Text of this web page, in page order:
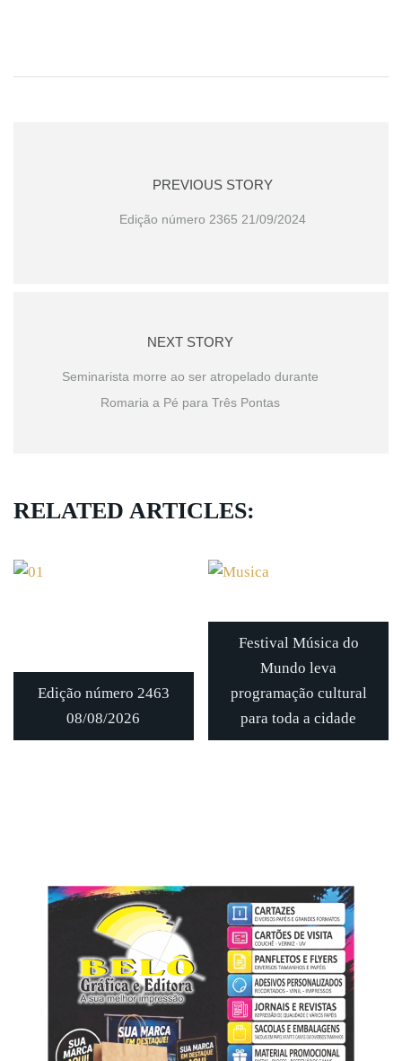
PREVIOUS STORY
Edição número 2365 21/09/2024
NEXT STORY
Seminarista morre ao ser atropelado durante
Romaria a Pé para Três Pontas
RELATED ARTICLES:
Edição número 2463
08/08/2026
Festival Música do
Mundo leva
programação cultural
para toda a cidade